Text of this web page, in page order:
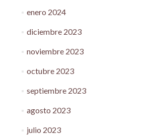
enero 2024
diciembre 2023
noviembre 2023
octubre 2023
septiembre 2023
agosto 2023
julio 2023